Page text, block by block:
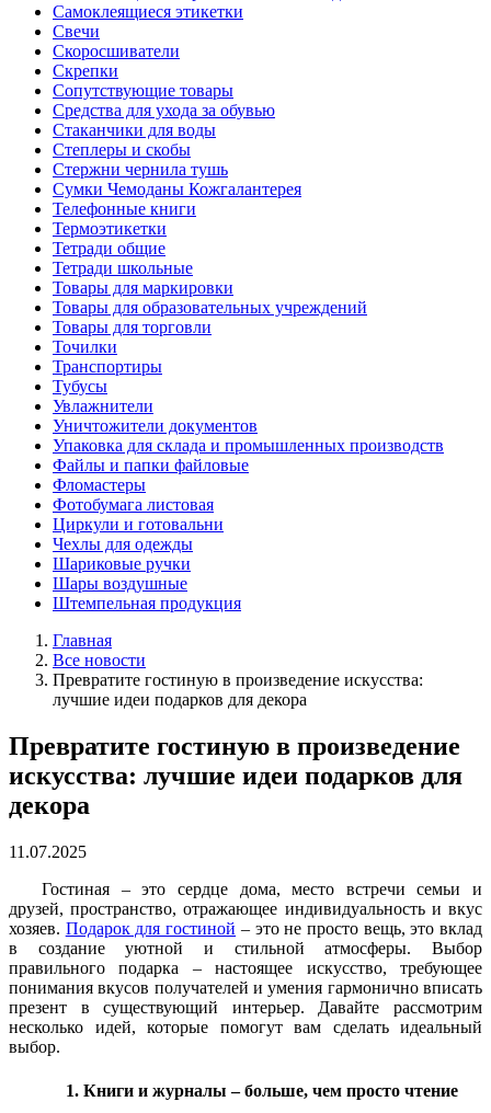
Самоклеящиеся этикетки
Свечи
Скоросшиватели
Скрепки
Сопутствующие товары
Средства для ухода за обувью
Стаканчики для воды
Степлеры и скобы
Стержни чернила тушь
Сумки Чемоданы Кожгалантерея
Телефонные книги
Термоэтикетки
Тетради общие
Тетради школьные
Товары для маркировки
Товары для образовательных учреждений
Товары для торговли
Точилки
Транспортиры
Тубусы
Увлажнители
Уничтожители документов
Упаковка для склада и промышленных производств
Файлы и папки файловые
Фломастеры
Фотобумага листовая
Циркули и готовальни
Чехлы для одежды
Шариковые ручки
Шары воздушные
Штемпельная продукция
Главная
Все новости
Превратите гостиную в произведение искусства:
лучшие идеи подарков для декора
Превратите гостиную в произведение
искусства: лучшие идеи подарков для
декора
11.07.2025
Гостиная – это сердце дома, место встречи семьи и
друзей, пространство, отражающее индивидуальность и вкус
хозяев. Подарок для гостиной – это не просто вещь, это вклад
в создание уютной и стильной атмосферы. Выбор
правильного подарка – настоящее искусство, требующее
понимания вкусов получателей и умения гармонично вписать
презент в существующий интерьер. Давайте рассмотрим
несколько идей, которые помогут вам сделать идеальный
выбор.
1. Книги и журналы – больше, чем просто чтение